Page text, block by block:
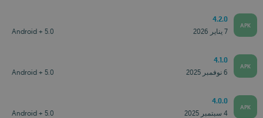
APK
4.2.0
Android + 5.0 7 يناير 2026
APK
4.1.0
Android + 5.0 6 نوفمبر 2025
APK
4.0.0
Android + 5.0 4 سبتمبر 2025